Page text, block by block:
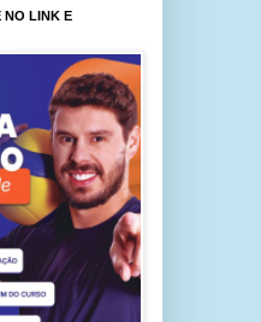
NO LINK E